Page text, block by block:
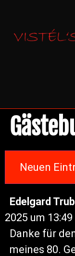
Edelgard
2025 um 13:49
Danke für
meines 80.